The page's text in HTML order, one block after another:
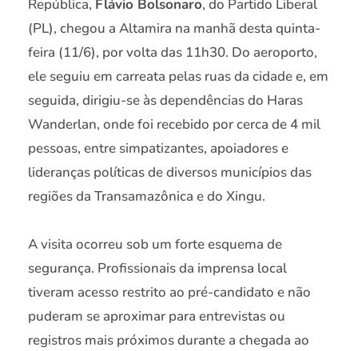
República, Flávio Bolsonaro, do Partido Liberal
(PL), chegou a Altamira na manhã desta quinta-
feira (11/6), por volta das 11h30. Do aeroporto,
ele seguiu em carreata pelas ruas da cidade e, em
seguida, dirigiu-se às dependências do Haras
Wanderlan, onde foi recebido por cerca de 4 mil
pessoas, entre simpatizantes, apoiadores e
lideranças políticas de diversos municípios das
regiões da Transamazônica e do Xingu.
A visita ocorreu sob um forte esquema de
segurança. Profissionais da imprensa local
tiveram acesso restrito ao pré-candidato e não
puderam se aproximar para entrevistas ou
registros mais próximos durante a chegada ao